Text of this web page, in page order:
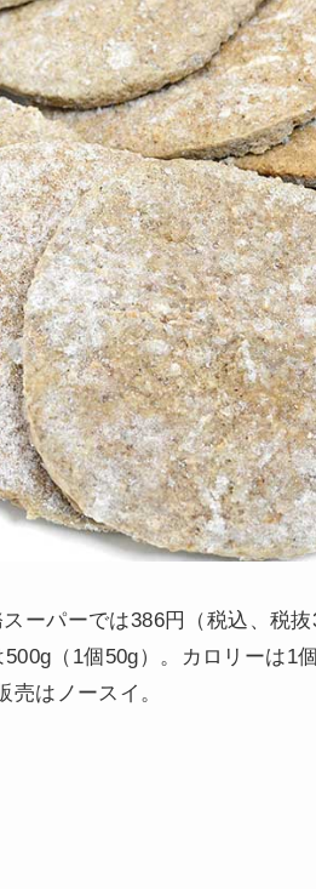
ーパーでは386円（税込、税抜
（1個50g）。カロリーは1
はノースイ。